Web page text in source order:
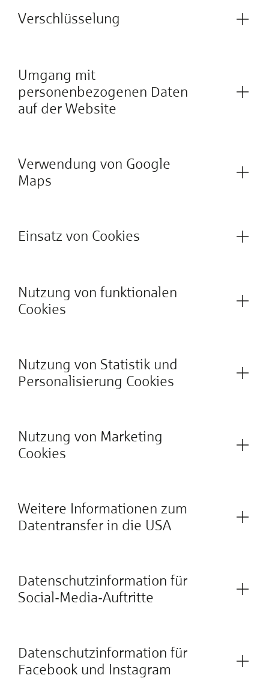
Verschlüsselung
Umgang mit
personenbezogenen Daten
auf der Website
Verwendung von Google
Maps
Einsatz von Cookies
Nutzung von funktionalen
Cookies
Nutzung von Statistik und
Personalisierung Cookies
Nutzung von Marketing
Cookies
Weitere Informationen zum
Datentransfer in die USA
Datenschutzinformation für
Social-Media-Auftritte
Datenschutzinformation für
Facebook und Instagram